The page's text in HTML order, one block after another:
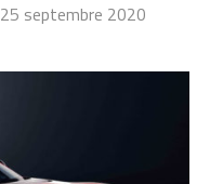
25 septembre 2020